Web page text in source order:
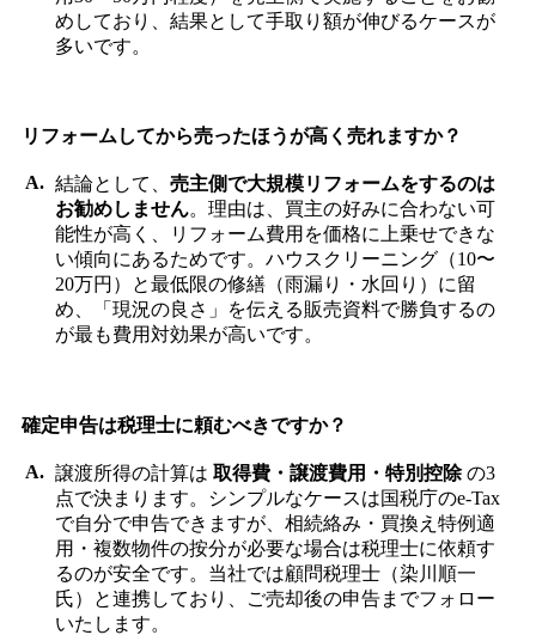
めしており、結果として手取り額が伸びるケースが
多いです。
リフォームしてから売ったほうが高く売れますか？
結論として、売主側で大規模リフォームをするのは
お勧めしません。理由は、買主の好みに合わない可
能性が高く、リフォーム費用を価格に上乗せできな
い傾向にあるためです。ハウスクリーニング（10〜
20万円）と最低限の修繕（雨漏り・水回り）に留
め、「現況の良さ」を伝える販売資料で勝負するの
が最も費用対効果が高いです。
確定申告は税理士に頼むべきですか？
譲渡所得の計算は取得費・譲渡費用・特別控除の3
点で決まります。シンプルなケースは国税庁のe-Tax
で自分で申告できますが、相続絡み・買換え特例適
用・複数物件の按分が必要な場合は税理士に依頼す
るのが安全です。当社では顧問税理士（染川順一
氏）と連携しており、ご売却後の申告までフォロー
いたします。